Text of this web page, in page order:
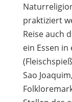
praktiziert
Reise auch
ein Essen
Sao